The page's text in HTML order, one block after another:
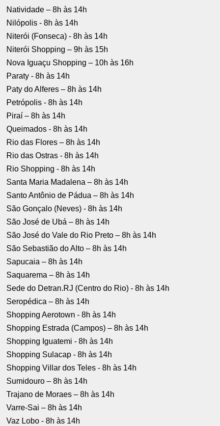
Natividade – 8h às 14h
Nilópolis - 8h às 14h
Niterói (Fonseca) - 8h às 14h
Niterói Shopping – 9h às 15h
Nova Iguaçu Shopping – 10h às 16h
Paraty - 8h às 14h
Paty do Alferes – 8h às 14h
Petrópolis - 8h às 14h
Piraí – 8h às 14h
Queimados - 8h às 14h
Rio das Flores – 8h às 14h
Rio das Ostras - 8h às 14h
Rio Shopping - 8h às 14h
Santa Maria Madalena – 8h às 14h
Santo Antônio de Pádua – 8h às 14h
São Gonçalo (Neves) - 8h às 14h
São José de Ubá – 8h às 14h
São José do Vale do Rio Preto – 8h às 14h
São Sebastião do Alto – 8h às 14h
Sapucaia – 8h às 14h
Saquarema – 8h às 14h
Sede do Detran.RJ (Centro do Rio) - 8h às 14h
Seropédica – 8h às 14h
Shopping Aerotown - 8h às 14h
Shopping Estrada (Campos) – 8h às 14h
Shopping Iguatemi - 8h às 14h
Shopping Sulacap - 8h às 14h
Shopping Villar dos Teles - 8h às 14h
Sumidouro – 8h às 14h
Trajano de Moraes – 8h às 14h
Varre-Sai – 8h às 14h
Vaz Lobo - 8h às 14h